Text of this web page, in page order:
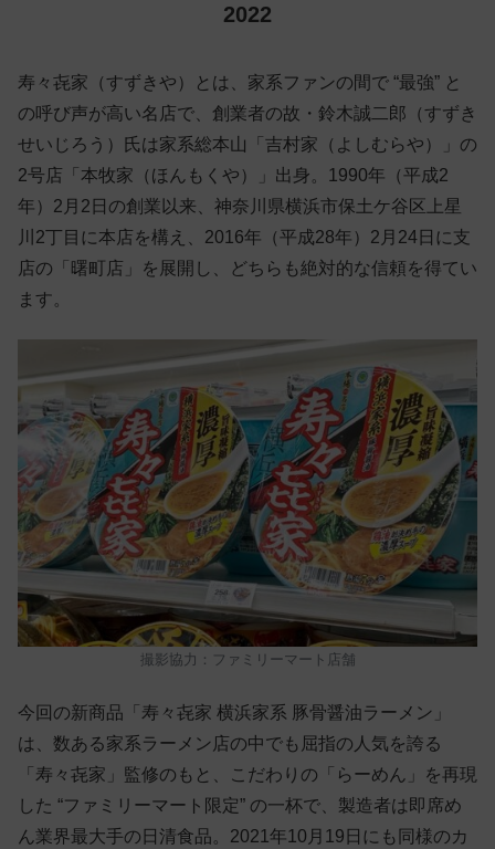
2022
寿々㐂家（すずきや）とは、家系ファンの間で “最強” と
の呼び声が高い名店で、創業者の故・鈴木誠二郎（すずき
せいじろう）氏は家系総本山「吉村家（よしむらや）」の
2号店「本牧家（ほんもくや）」出身。1990年（平成2
年）2月2日の創業以来、神奈川県横浜市保土ケ谷区上星
川2丁目に本店を構え、2016年（平成28年）2月24日に支
店の「曙町店」を展開し、どちらも絶対的な信頼を得てい
ます。
撮影協力：ファミリーマート店舗
今回の新商品「寿々㐂家 横浜家系 豚骨醤油ラーメン」
は、数ある家系ラーメン店の中でも屈指の人気を誇る
「寿々㐂家」監修のもと、こだわりの「らーめん」を再現
した “ファミリーマート限定” の一杯で、製造者は即席め
ん業界最大手の日清食品。2021年10月19日にも同様のカ